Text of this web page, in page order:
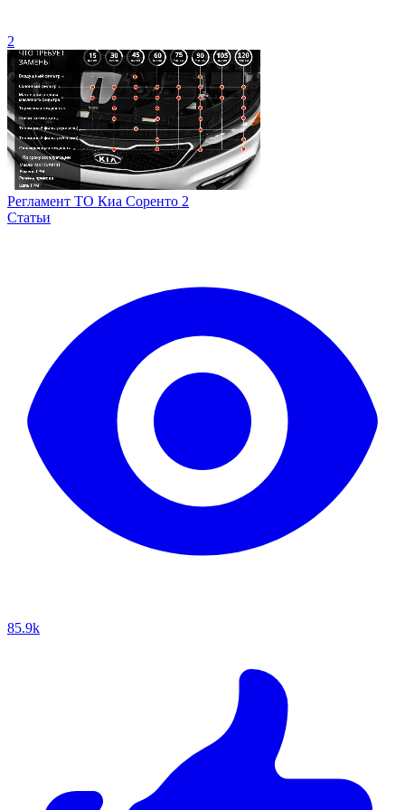
2
Регламент ТО Киа Соренто 2
Статьи
85.9k